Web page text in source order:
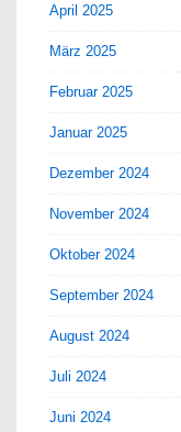
April 2025
März 2025
Februar 2025
Januar 2025
Dezember 2024
November 2024
Oktober 2024
September 2024
August 2024
Juli 2024
Juni 2024